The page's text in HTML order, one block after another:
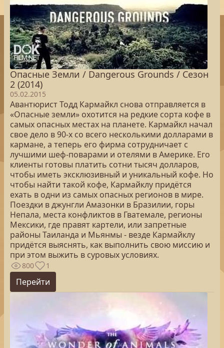
Опасные Земли / Dangerous Grounds / Сезон
2 (2014)
05.02.2015
Авантюрист Тодд Кармайкл снова отправляется в
«Опасные земли» охотится на редкие сорта кофе в
самых опасных местах на планете. Кармайкл начал
свое дело в 90-х со всего несколькими долларами в
кармане, а теперь его фирма сотрудничает с
лучшими шеф-поварами и отелями в Америке. Его
клиенты готовы платить сотни тысяч долларов,
чтобы иметь эксклюзивный и уникальный кофе. Но
чтобы найти такой кофе, Кармайклу придётся
ехать в одни из самых опасных регионов в мире.
Поездки в джунгли Амазонки в Бразилии, горы
Непала, места конфликтов в Гватемале, регионы
Мексики, где правят картели, или запретные
районы Таиланда и Мьянмы - везде Кармайклу
придётся выяснять, как выполнить свою миссию и
при этом выжить в суровых условиях.
800 1
Перейти